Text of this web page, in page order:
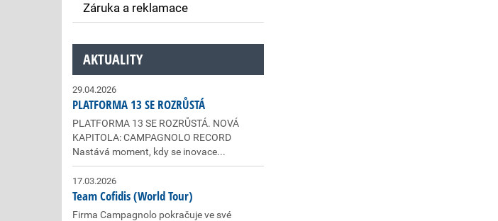
Záruka a reklamace
AKTUALITY
29.04.2026
PLATFORMA 13 SE ROZRŮSTÁ
PLATFORMA 13 SE ROZRŮSTÁ. NOVÁ
KAPITOLA: CAMPAGNOLO RECORD
Nastává moment, kdy se inovace...
17.03.2026
Team Cofidis (World Tour)
Firma Campagnolo pokračuje ve své